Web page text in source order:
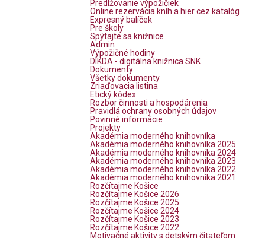
Predlžovanie výpožičiek
Online rezervácia kníh a hier cez katalóg
Expresný balíček
Pre školy
Spýtajte sa knižnice
Admin
Výpožičné hodiny
DIKDA - digitálna knižnica SNK
Dokumenty
Všetky dokumenty
Zriaďovacia listina
Etický kódex
Rozbor činnosti a hospodárenia
Pravidlá ochrany osobných údajov
Povinné informácie
Projekty
Akadémia moderného knihovníka
Akadémia moderného knihovníka 2025
Akadémia moderného knihovníka 2024
Akadémia moderného knihovníka 2023
Akadémia moderného knihovníka 2022
Akadémia moderného knihovníka 2021
Rozčítajme Košice
Rozčítajme Košice 2026
Rozčítajme Košice 2025
Rozčítajme Košice 2024
Rozčítajme Košice 2023
Rozčítajme Košice 2022
Motivačné aktivity s detským čitateľom